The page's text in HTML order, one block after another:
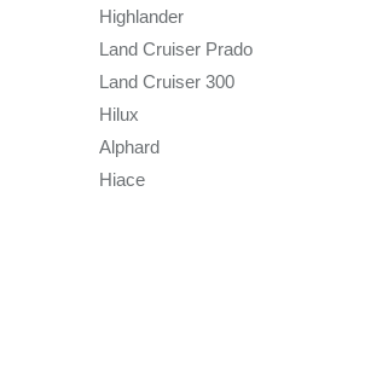
Highlander
Land Cruiser Prado
Land Cruiser 300
Hilux
Alphard
Hiace